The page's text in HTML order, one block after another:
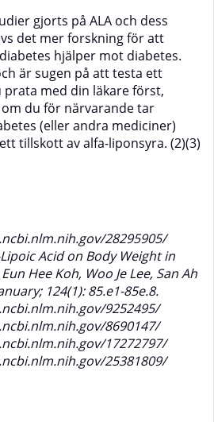
gjorts på ALA och dess
det mer forskning för att
hjälper mot diabetes.
är sugen på att testa ett
prata med din läkare först,
du för närvarande tar
(eller andra mediciner)
tillskott av alfa-liponsyra. (2)(3)
28295905/
Acid on Body Weight in
Hee Koh, Woo Je Lee, San Ah
124(1): 85.e1-85e.8.
9252495/
8690147/
17272797/
25381809/